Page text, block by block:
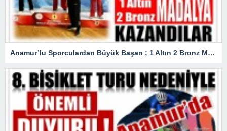
Anamur’lu Sporculardan Büyük Başarı ; 1 Altın 2 Bronz Madalya Kazandılar